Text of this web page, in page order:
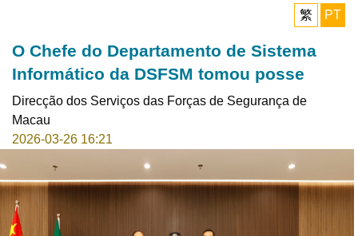
繁
PT
O Chefe do Departamento de Sistema
Informático da DSFSM tomou posse
Direcção dos Serviços das Forças de Segurança de
Macau
2026-03-26 16:21